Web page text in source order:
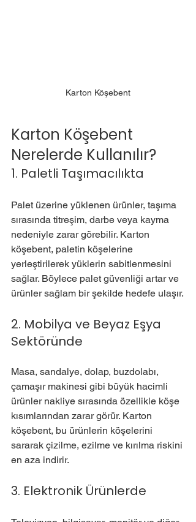
Karton Köşebent
Karton Köşebent
Nerelerde Kullanılır?
1. Paletli Taşımacılıkta
Palet üzerine yüklenen ürünler, taşıma
sırasında titreşim, darbe veya kayma
nedeniyle zarar görebilir. Karton
köşebent, paletin köşelerine
yerleştirilerek yüklerin sabitlenmesini
sağlar. Böylece palet güvenliği artar ve
ürünler sağlam bir şekilde hedefe ulaşır.
2. Mobilya ve Beyaz Eşya
Sektöründe
Masa, sandalye, dolap, buzdolabı,
çamaşır makinesi gibi büyük hacimli
ürünler nakliye sırasında özellikle köşe
kısımlarından zarar görür. Karton
köşebent, bu ürünlerin köşelerini
sararak çizilme, ezilme ve kırılma riskini
en aza indirir.
3. Elektronik Ürünlerde